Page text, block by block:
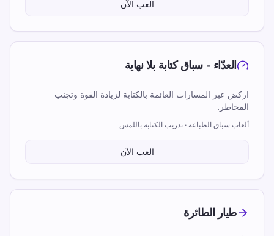
العب الآن
العدّاء - سباق كتابة بلا نهاية
اركض عبر المسارات العائمة بالكتابة لزيادة القوة وتجنب
المخاطر.
ألعاب سباق الطباعة · تدريب الكتابة باللمس
العب الآن
طيار الطائرة